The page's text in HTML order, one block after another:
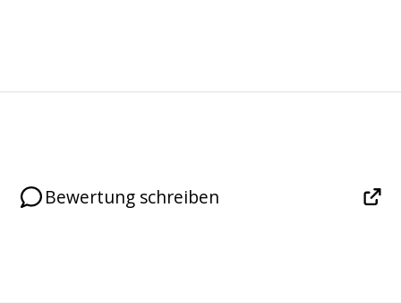
Bewertung schreiben